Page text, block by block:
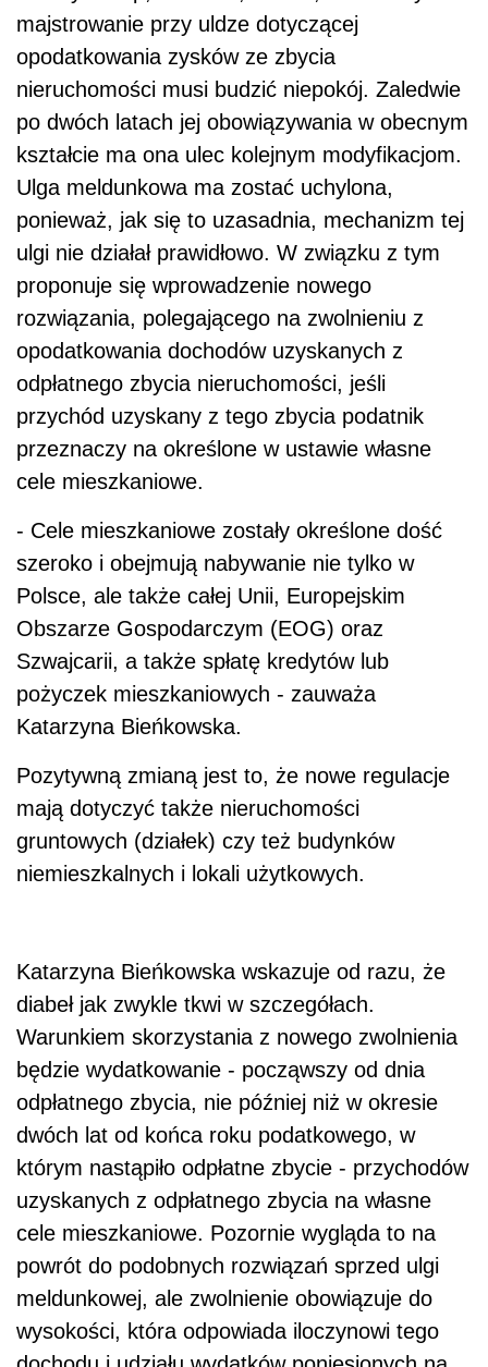
majstrowanie przy uldze dotyczącej
opodatkowania zysków ze zbycia
nieruchomości musi budzić niepokój. Zaledwie
po dwóch latach jej obowiązywania w obecnym
kształcie ma ona ulec kolejnym modyfikacjom.
Ulga meldunkowa ma zostać uchylona,
ponieważ, jak się to uzasadnia, mechanizm tej
ulgi nie działał prawidłowo. W związku z tym
proponuje się wprowadzenie nowego
rozwiązania, polegającego na zwolnieniu z
opodatkowania dochodów uzyskanych z
odpłatnego zbycia nieruchomości, jeśli
przychód uzyskany z tego zbycia podatnik
przeznaczy na określone w ustawie własne
cele mieszkaniowe.
- Cele mieszkaniowe zostały określone dość
szeroko i obejmują nabywanie nie tylko w
Polsce, ale także całej Unii, Europejskim
Obszarze Gospodarczym (EOG) oraz
Szwajcarii, a także spłatę kredytów lub
pożyczek mieszkaniowych - zauważa
Katarzyna Bieńkowska.
Pozytywną zmianą jest to, że nowe regulacje
mają dotyczyć także nieruchomości
gruntowych (działek) czy też budynków
niemieszkalnych i lokali użytkowych.
Katarzyna Bieńkowska wskazuje od razu, że
diabeł jak zwykle tkwi w szczegółach.
Warunkiem skorzystania z nowego zwolnienia
będzie wydatkowanie - począwszy od dnia
odpłatnego zbycia, nie później niż w okresie
dwóch lat od końca roku podatkowego, w
którym nastąpiło odpłatne zbycie - przychodów
uzyskanych z odpłatnego zbycia na własne
cele mieszkaniowe. Pozornie wygląda to na
powrót do podobnych rozwiązań sprzed ulgi
meldunkowej, ale zwolnienie obowiązuje do
wysokości, która odpowiada iloczynowi tego